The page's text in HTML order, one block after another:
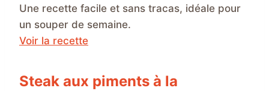
Une recette facile et sans tracas, idéale pour
un souper de semaine.
Voir la recette
Steak aux piments à la